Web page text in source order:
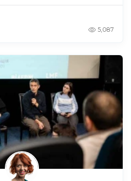
5,087